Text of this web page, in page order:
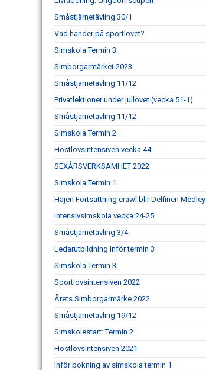
Småstjärnetävling 30/1
Vad händer på sportlovet?
Simskola Termin 3
Simborgarmärket 2023
Småstjärnetävling 11/12
Privatlektioner under jullovet (vecka 51-1)
Småstjärnetävling 11/12
Simskola Termin 2
Höstlovsintensiven vecka 44
SEXÅRSVERKSAMHET 2022
Simskola Termin 1
Hajen Fortsättning crawl blir Delfinen Medley
Intensivsimskola vecka 24-25
Småstjärnetävling 3/4
Ledarutbildning inför termin 3
Simskola Termin 3
Sportlovsintensiven 2022
Årets Simborgarmärke 2022
Småstjärnetävling 19/12
Simskolestart: Termin 2
Höstlovsintensiven 2021
Inför bokning av simskola termin 1